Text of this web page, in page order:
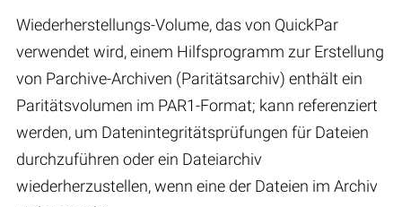
Wiederherstellungs-Volume, das von QuickPar
verwendet wird, einem Hilfsprogramm zur Erstellung
von Parchive-Archiven (Paritätsarchiv) enthält ein
Paritätsvolumen im PAR1-Format; kann referenziert
werden, um Datenintegritätsprüfungen für Dateien
durchzuführen oder ein Dateiarchiv
wiederherzustellen, wenn eine der Dateien im Archiv